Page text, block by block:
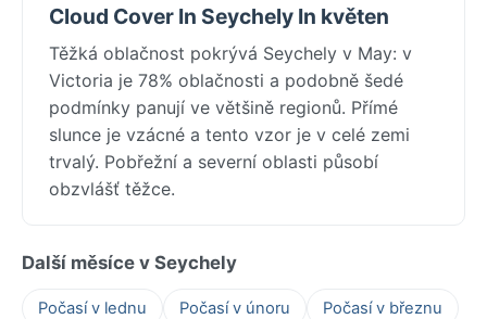
Cloud Cover In Seychely In květen
Těžká oblačnost pokrývá Seychely v May: v
Victoria je 78% oblačnosti a podobně šedé
podmínky panují ve většině regionů. Přímé
slunce je vzácné a tento vzor je v celé zemi
trvalý. Pobřežní a severní oblasti působí
obzvlášť těžce.
Další měsíce v Seychely
Počasí v lednu Počasí v únoru
Počasí v březnu